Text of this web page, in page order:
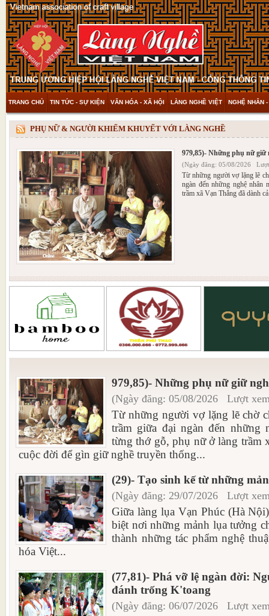
TRANG CHỦ TIN TỨC - SỰ KIỆN VĂN HÓA - XÃ HỘI LÀNG NGHỀ VIỆT NGHỆ NHÂN
THAM KHẢO & KHÁM PHÁ VIDEO
PHỤ NỮ & NGƯỜI KHIẾM KHUYẾT VỚI LÀNG NGHỀ
979,85)- Những phụ nữ
(Ngày đăng: 05/08/2026
Từ những người vợ lặng lẽ
ngàn đến những nghệ nhân
trầm xã Vạn Thắng đã dành
979,85)- Những phụ nữ giữ
(Ngày đăng: 05/08/2026 Lượt
Từ những người vợ lặng lẽ chờ
trầm giữa đại ngàn đến những
từng thớ gỗ, phụ nữ ở làng trầm
cuộc đời để gìn giữ nghề truyền thống...
(29)- Tạo sinh kế từ những
(Ngày đăng: 29/07/2026 Lượt
Giữa làng lụa Vạn Phúc (Hà
biệt nơi những mảnh lụa tưởng
thành những tác phẩm nghệ
hóa Việt...
(77,81)- Phá vỡ lệ ngàn đời:
đánh trống K'toang
(Ngày đăng: 06/07/2026 Lượt